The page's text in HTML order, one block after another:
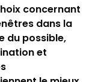
concernant
dans la
du possible,
et